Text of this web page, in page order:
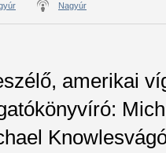
Nagyúr
amerikai